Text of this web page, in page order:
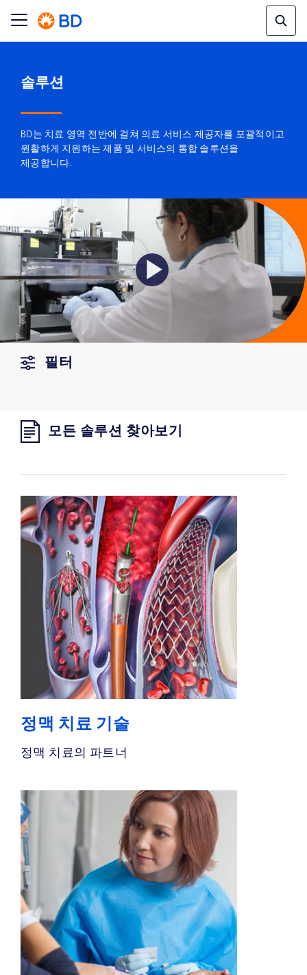
솔루션
BD는 치료 영역 전반에 걸쳐 의료 서비스 제공자를 포괄적이고
원활하게 지원하는 제품 및 서비스의 통합 솔루션을
제공합니다.
Play
필터
모든 솔루션 찾아보기
정맥 치료 기술
정맥 치료의 파트너